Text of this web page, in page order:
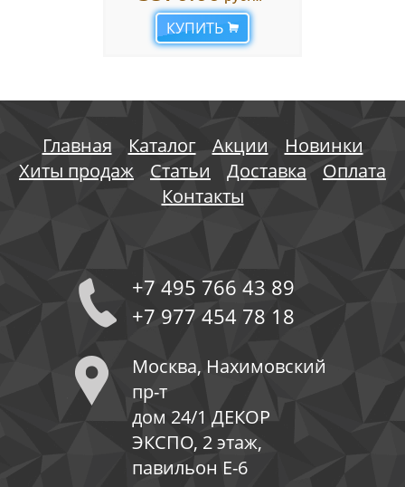
КУПИТЬ
Главная Каталог Акции
Новинки
Хиты продаж
Статьи Доставка
Оплата
Контакты
+7 495 766 43 89
+7 977 454 78 18
Москва, Нахимовский
пр-т
дом 24/1 ДЕКОР
ЭКСПО, 2 этаж,
павильон Е-6